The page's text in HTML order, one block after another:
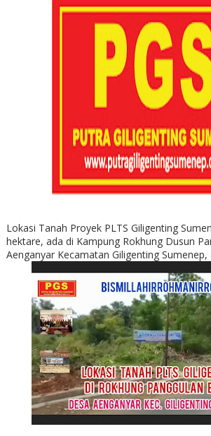
Lokasi Tanah Proyek PLTS Giligenting
hektare, ada di Kampung Rokhung Dusun
Aenganyar Kecamatan Giligenting Sumenep,